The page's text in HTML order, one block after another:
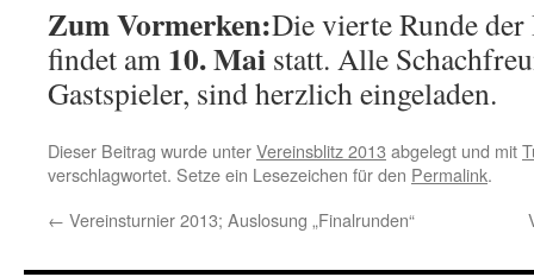
Zum Vormerken:Die vierte Runde
findet am 10. Mai statt. Alle
Gastspieler, sind herzlich eingeladen.
Dieser Beitrag wurde unterVereinsblitz 2013 abgelegt und mit
verschlagwortet. Setze ein Lesezeichen für den Permalink.
← Vereinsturnier 2013; Auslosung „Finalrunden“